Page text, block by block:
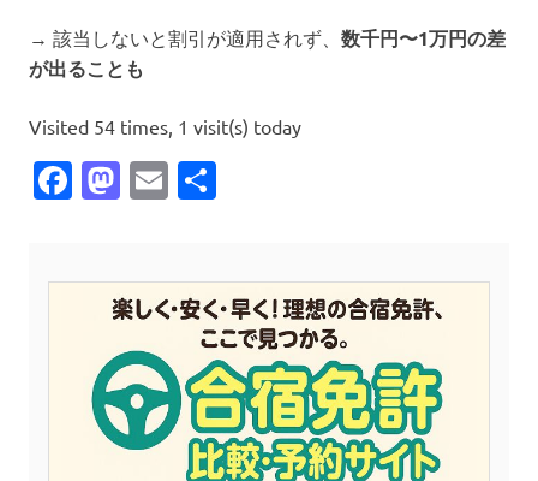
→ 該当しないと割引が適用されず、 数千円〜1万円の差
が出ることも
Visited 54 times, 1 visit(s) today
Facebook
Mastodon
Email